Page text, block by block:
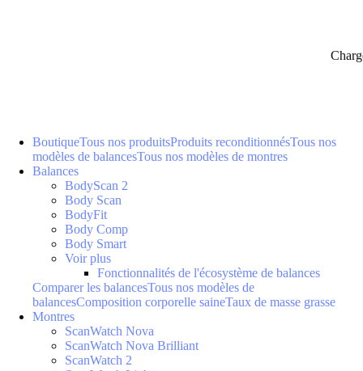
BoutiqueTous nos produitsProduits reconditionnésTous nos
modèles de balancesTous nos modèles de montres
Balances
BodyScan 2
Body Scan
BodyFit
Body Comp
Body Smart
Voir plus
Fonctionnalités de l'écosystème de balances
Comparer les balancesTous nos modèles de
balancesComposition corporelle saineTaux de masse grasse
Montres
ScanWatch Nova
ScanWatch Nova Brilliant
ScanWatch 2